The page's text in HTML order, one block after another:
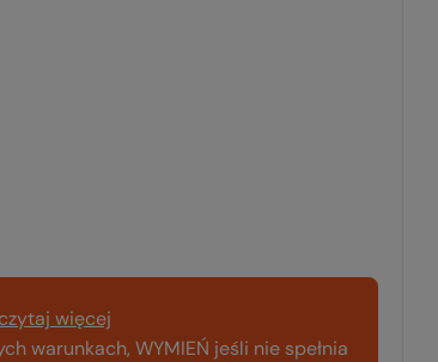
czytaj więcej
warunkach, WYMIEŃ jeśli nie spełnia